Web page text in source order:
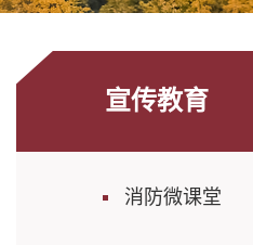
宣传教育
消防微课堂